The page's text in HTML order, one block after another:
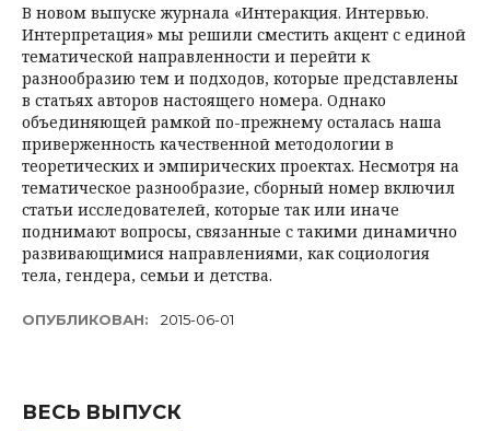
В новом выпуске журнала «Интеракция. Интервью.
Интерпретация» мы решили сместить акцент с единой
тематической направленности и перейти к
разнообразию тем и подходов, которые представлены
в статьях авторов настоящего номера. Однако
объединяющей рамкой по-прежнему осталась наша
приверженность качественной методологии в
теоретических и эмпирических проектах. Несмотря на
тематическое разнообразие, сборный номер включил
статьи исследователей, которые так или иначе
поднимают вопросы, связанные с такими динамично
развивающимися направлениями, как социология
тела, гендера, семьи и детства.
ОПУБЛИКОВАН: 2015-06-01
ВЕСЬ ВЫПУСК